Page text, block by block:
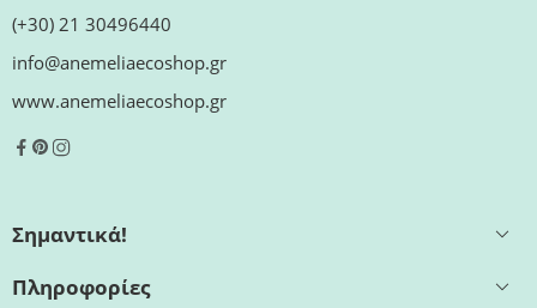
(+30) 21 30496440
info@anemeliaecoshop.gr
www.anemeliaecoshop.gr
Σημαντικά!
Πληροφορίες